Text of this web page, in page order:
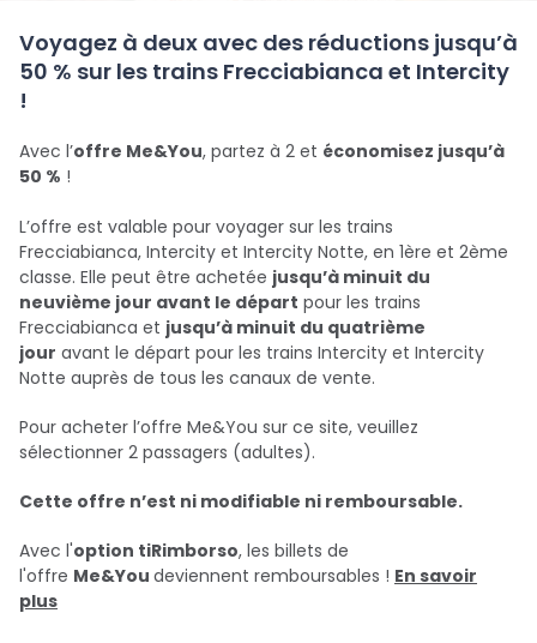
Voyagez à deux avec des réductions jusqu’à
50 % sur les trains Frecciabianca et Intercity
!
Avec l’offre Me&You, partez à 2 et économisez jusqu’à
50 % !
L’offre est valable pour voyager sur les trains
Frecciabianca, Intercity et Intercity Notte, en 1ère et 2ème
classe. Elle peut être achetée jusqu’à minuit du
neuvième jour avant le départ pour les trains
Frecciabianca et jusqu’à minuit du quatrième
jour avant le départ pour les trains Intercity et Intercity
Notte auprès de tous les canaux de vente.
Pour acheter l’offre Me&You sur ce site, veuillez
sélectionner 2 passagers (adultes).
Cette offre n’est ni modifiable ni remboursable.
Avec l'option tiRimborso, les billets de
l'offre Me&You deviennent remboursables ! En savoir
plus